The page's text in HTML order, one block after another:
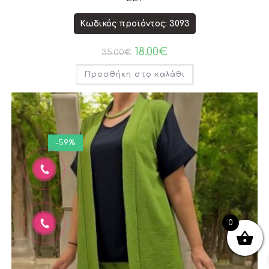
Κωδικός προϊόντος: 3093
35.00€ 18.00€
Προσθήκη στο καλάθι
-59%
0